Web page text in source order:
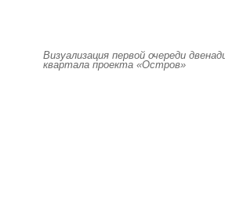
Визуализация первой очереди
квартала проекта «Остров»